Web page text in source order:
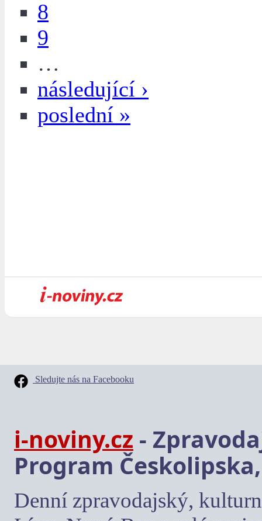
8
9
…
následující ›
poslední »
Sledujte nás na Facebooku
i-noviny.cz -
Program
Denní zpravodajský,